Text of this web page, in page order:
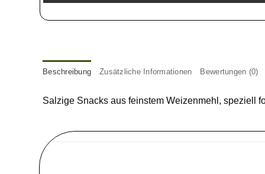
Beschreibung Zusätzliche Informationen Bewertungen (0)
Salzige Snacks aus feinstem Weizenmehl, speziell